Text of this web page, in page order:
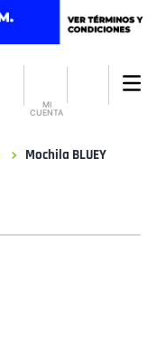
MI
CUENTA
Mochila BLUEY